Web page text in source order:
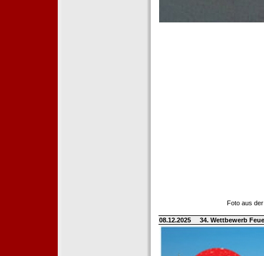
Foto aus
08.12.2025 34. Wettbewerb